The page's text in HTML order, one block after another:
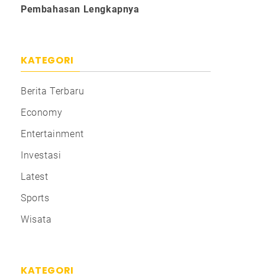
Pembahasan Lengkapnya
KATEGORI
Berita Terbaru
Economy
Entertainment
Investasi
Latest
Sports
Wisata
KATEGORI